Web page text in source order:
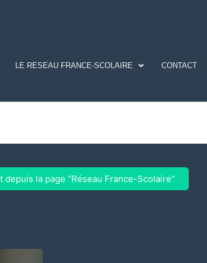
LE RESEAU FRANCE-SCOLAIRE CONTACT
la page "Réseau France-Scolaire"